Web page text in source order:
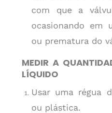
com que a
ocasionando em
ou prematura do
MEDIR A
LÍQUIDO
Usar uma régua
ou plástica.